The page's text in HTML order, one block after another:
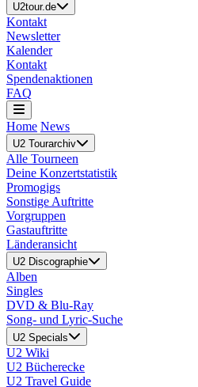
U2tour.de
Kontakt
Newsletter
Kalender
Kontakt
Spendenaktionen
FAQ
Home News
U2 Tourarchiv
Alle Tourneen
Deine Konzertstatistik
Promogigs
Sonstige Auftritte
Vorgruppen
Gastauftritte
Länderansicht
U2 Discographie
Alben
Singles
DVD & Blu-Ray
Song- und Lyric-Suche
U2 Specials
U2 Wiki
U2 Bücherecke
U2 Travel Guide